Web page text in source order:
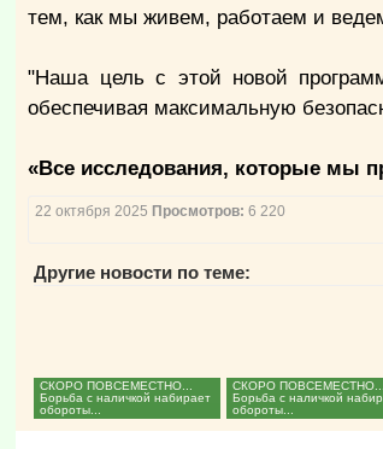
тем, как мы живем, работаем и
"Наша цель с этой новой
обеспечивая максимальную
«Все исследования, которые мы
22 октября 2025 Просмотров: 6 220
Другие новости по теме:
СКОРО ПОВСЕМЕСТНО...
Борьба с наличкой набирает
обороты...
СКОРО ПОВСЕМЕСТНО...
Борьба с наличкой
обороты...